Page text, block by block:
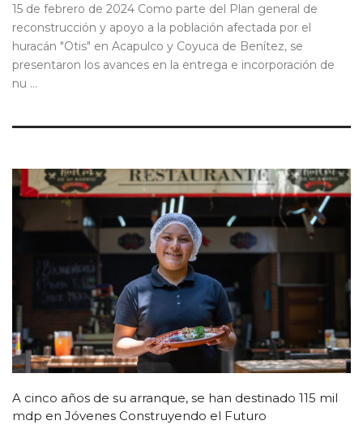
15 de febrero de 2024 Como parte del Plan general de
reconstrucción y apoyo a la población afectada por el
huracán "Otis" en Acapulco y Coyuca de Benítez, se
presentaron los avances en la entrega e incorporación de
nu ...
A cinco años de su arranque, se han destinado 115 mil
mdp en Jóvenes Construyendo el Futuro